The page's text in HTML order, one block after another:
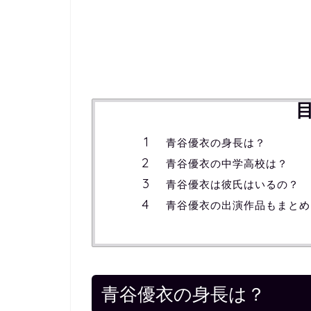
青谷優衣の身長は？
青谷優衣の中学高校は？
青谷優衣は彼氏はいるの？
青谷優衣の出演作品もまとめ
青谷優衣の身長は？